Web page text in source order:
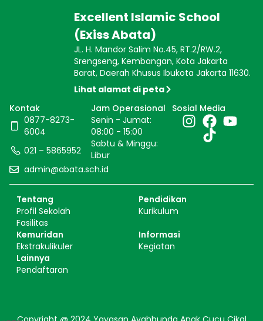
Excellent Islamic School
(Exiss Abata)
JL. H. Mandor Salim No.45, RT.2/RW.2,
Srengseng, Kembangan, Kota Jakarta
Barat, Daerah Khusus Ibukota Jakarta 11630.
Lihat alamat di peta
Kontak
0877-8273-
6004
021 – 5865952
admin@abata.sch.id
Jam Operasional
Senin - Jumat:
08:00 - 15:00
Sabtu & Minggu:
Libur
Sosial Media
Tentang
Profil Sekolah
Fasilitas
Pendidikan
Kurikulum
Kemuridan
Ekstrakulikuler
Informasi
Kegiatan
Lainnya
Pendaftaran